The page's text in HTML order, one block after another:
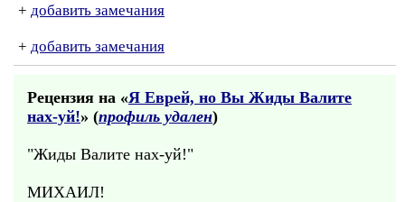
+ добавить замечания
+ добавить замечания
Рецензия на «Я Еврей, но Вы Жиды Валите
нах-уй!» (профиль удален)
"Жиды Валите нах-уй!"
МИХАИЛ!